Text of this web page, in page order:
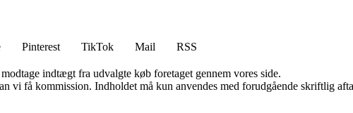
Pinterest TikTok Mail
RSS
indtægt fra udvalgte køb foretaget gennem vores side.
vi få kommission. Indholdet må kun anvendes med forudgående skriftlig